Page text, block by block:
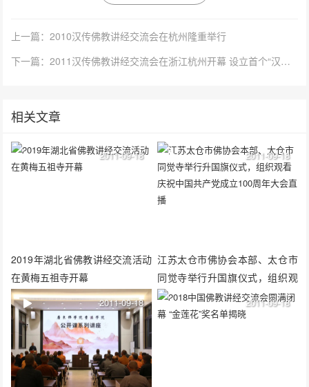
上一篇：2010汉传佛教讲经交流会在杭州隆重举行
下一篇：2011汉传佛教讲经交流会在浙江杭州开幕 设立首个“汉传佛教讲经交流基地”
相关文章
2019年湖北省佛教讲经交流活动
在黄梅五祖寺开幕
2011-09-18
江苏太仓市佛协会本部、太仓市
同觉寺举行升国旗仪式，组织观
看庆祝中国共产党成立100周年
大会直播
2011-09-18
2011-09-18 2011-09-18